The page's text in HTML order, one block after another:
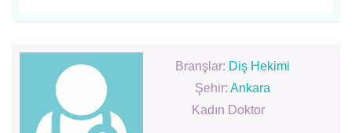
Branşlar: Diş Hekimi
Şehir:Ankara
Kadın Doktor